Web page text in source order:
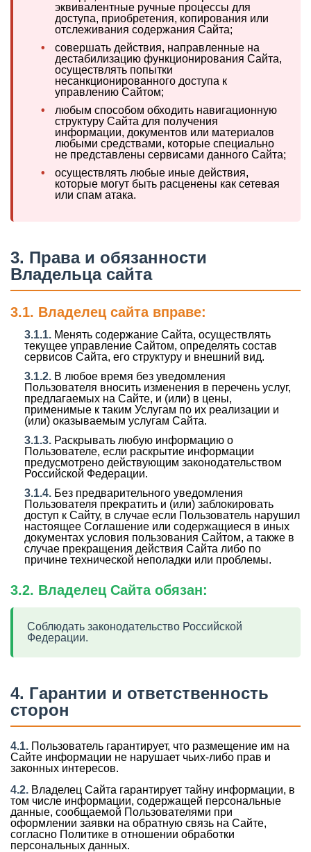
эквивалентные ручные процессы для
доступа, приобретения, копирования или
отслеживания содержания Сайта;
•
совершать действия, направленные на
дестабилизацию функционирования Сайта,
осуществлять попытки
несанкционированного доступа к
управлению Сайтом;
•
любым способом обходить навигационную
структуру Сайта для получения
информации, документов или материалов
любыми средствами, которые специально
не представлены сервисами данного Сайта;
•
осуществлять любые иные действия,
которые могут быть расценены как сетевая
или спам атака.
3. Права и обязанности
Владельца сайта
3.1. Владелец сайта вправе:
3.1.1. Менять содержание Сайта, осуществлять
текущее управление Сайтом, определять состав
сервисов Сайта, его структуру и внешний вид.
3.1.2. В любое время без уведомления
Пользователя вносить изменения в перечень услуг,
предлагаемых на Сайте, и (или) в цены,
применимые к таким Услугам по их реализации и
(или) оказываемым услугам Сайта.
3.1.3. Раскрывать любую информацию о
Пользователе, если раскрытие информации
предусмотрено действующим законодательством
Российской Федерации.
3.1.4. Без предварительного уведомления
Пользователя прекратить и (или) заблокировать
доступ к Сайту, в случае если Пользователь нарушил
настоящее Соглашение или содержащиеся в иных
документах условия пользования Сайтом, а также в
случае прекращения действия Сайта либо по
причине технической неполадки или проблемы.
3.2. Владелец Сайта обязан:
Соблюдать законодательство Российской
Федерации.
4. Гарантии и ответственность
сторон
4.1. Пользователь гарантирует, что размещение им на
Сайте информации не нарушает чьих-либо прав и
законных интересов.
4.2. Владелец Сайта гарантирует тайну информации, в
том числе информации, содержащей персональные
данные, сообщаемой Пользователями при
оформлении заявки на обратную связь на Сайте,
согласно Политике в отношении обработки
персональных данных.